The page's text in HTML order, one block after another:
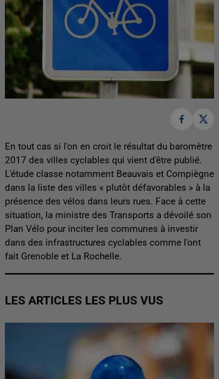
En tout cas si l'on en croit le résultat du baromètre
2017 des villes cyclables qui vient d'être publié.
L'étude classe notamment Beauvais et Compiègne
dans la liste des villes « plutôt défavorables » à la
présence des vélos dans leurs rues. Face à cette
situation, la ministre des Transports a dévoilé son
Plan Vélo pour inciter les communes à investir
dans des infrastructures cyclables comme l'ont
fait Grenoble et La Rochelle.
LES ARTICLES LES PLUS VUS